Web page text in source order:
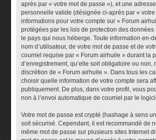
après par « votre mot de passe »), et une
personnelle valide (désignée ci-après par «
informations pour votre compte sur « Forum
protégées par les lois de protection des
le pays qui nous héberge. Toute information en-
nom d’utilisateur, de votre mot de passe et de
courriel requise par « Forum airhuile » durant la
d’enregistrement, qu’elle soit obligatoire ou non,
discrétion de « Forum airhuile ». Dans tous les
choisir quelle information de votre compte sera
publiquement. De plus, dans votre profil, vous
non à l’envoi automatique de courriel par le
Votre mot de passe est crypté (hashage à sens
soit sécurisé. Cependant, il est recommandé de
même mot de passe sur plusieurs sites Internet